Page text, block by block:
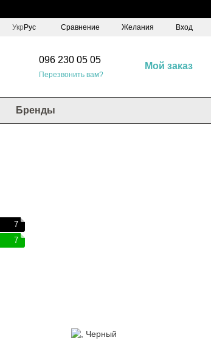
Укр Рус Сравнение Желания Вход
096 230 05 05
Перезвонить вам?
Мой заказ
Бренды
7
7